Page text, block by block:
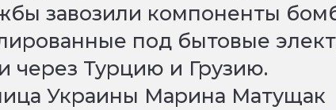
завозили компоненты
под бытовые
через Турцию и Грузию.
Украины Марина Матущак